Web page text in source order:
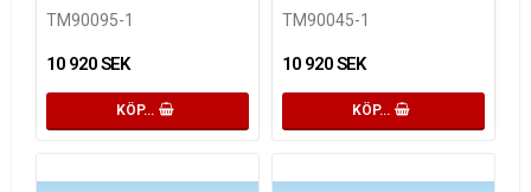
TM90095-1
10 920 SEK
KÖP…
TM90045-1
10 920 SEK
KÖP…